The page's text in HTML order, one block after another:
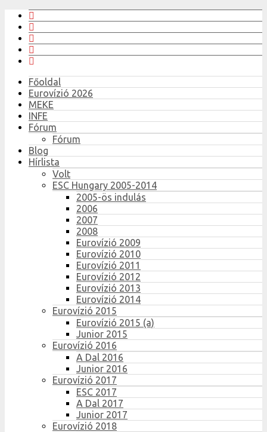
Főoldal
Eurovízió 2026
MEKE
INFE
Fórum
Fórum
Blog
Hírlista
Volt
ESC Hungary 2005-2014
2005-ös indulás
2006
2007
2008
Eurovízió 2009
Eurovízió 2010
Eurovízió 2011
Eurovízió 2012
Eurovízió 2013
Eurovízió 2014
Eurovízió 2015
Eurovízió 2015 (a)
Junior 2015
Eurovízió 2016
A Dal 2016
Junior 2016
Eurovízió 2017
ESC 2017
A Dal 2017
Junior 2017
Eurovízió 2018